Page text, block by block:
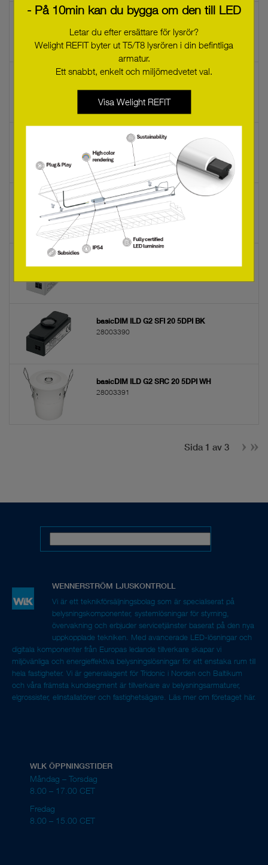
basicDIM ILD G2 FSL SFI 30 5DPI BK
28004414
REMOTECONTROL IR6+
28004415
basicDIM ILD G2 FSL PROGRAMMER
28004416
basicDIM ILD 5DPI 14f black 1.8m
28001528
basicDIM ILD G2 SFI 20 5DPI BK
28003390
basicDIM ILD G2 SRC 20 5DPI WH
28003391
Sida 1 av 3
Vi är ett teknikförsäljningsbolag som är specialiserat på
belysningskomponenter, systemlösningar för styrning,
övervakning och erbjuder servicetjänster baserat på den nya
uppkopplade tekniken. Med avancerade LED-lösningar och
digitala komponenter från Europas ledande tillverkare skapar vi
miljövänliga och energieffektiva belysningslösningar för ett enstaka rum till
hela fastigheter. Vi är generalagent för Tridonic i Norden och Baltikum
och våra främsta kundsegment är tillverkare av belysningsarmaturer,
elgrossister, elinstallatörer och fastighetsägare. Läs mer om företaget här.
WLK ÖPPNINGSTIDER
Måndag – Torsdag
8.00 – 17.00 CET
Fredag
8.00 – 15.00 CET
- På 10min kan du bygga om den till LED
Letar du efter ersättare för lysrör?
Welight REFIT byter ut T5/T8 lysrören i din befintliga
armatur.
Ett snabbt, enkelt och miljömedvetet val.
Visa Welight REFIT